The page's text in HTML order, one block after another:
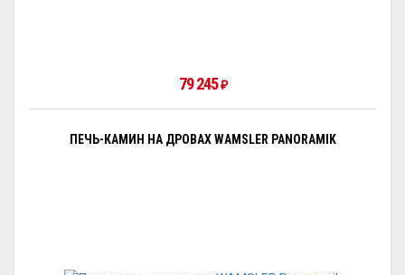
79 245₽
ПЕЧЬ-КАМИН НА ДРОВАХ WAMSLER PANORAMIK